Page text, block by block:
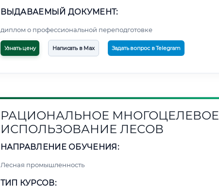
ВЫДАВАЕМЫЙ ДОКУМЕНТ:
диплом о профессиональной переподготовке
Узнать цену Написать в Max Задать вопрос в Telegram
РАЦИОНАЛЬНОЕ МНОГОЦЕЛЕВОЕ
ИСПОЛЬЗОВАНИЕ ЛЕСОВ
НАПРАВЛЕНИЕ ОБУЧЕНИЯ:
Лесная промышленность
ТИП КУРСОВ: